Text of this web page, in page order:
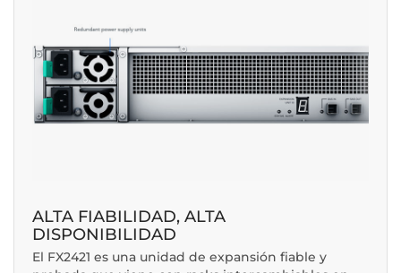
ALTA FIABILIDAD, ALTA
DISPONIBILIDAD
El FX2421 es una unidad de expansión fiable y